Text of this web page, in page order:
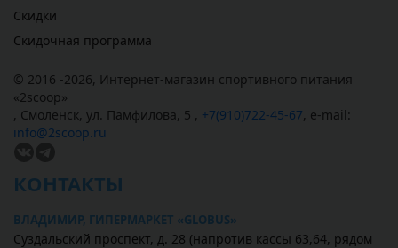
Скидки
Скидочная программа
© 2016 -2026, Интернет-магазин спортивного питания
«2scoop»
, Смоленск, ул. Памфилова, 5 , +7(910)722-45-67, e-mail:
info@2scoop.ru
КОНТАКТЫ
ВЛАДИМИР, ГИПЕРМАРКЕТ «GLOBUS»
Суздальский проспект, д. 28 (напротив кассы 63,64, рядом